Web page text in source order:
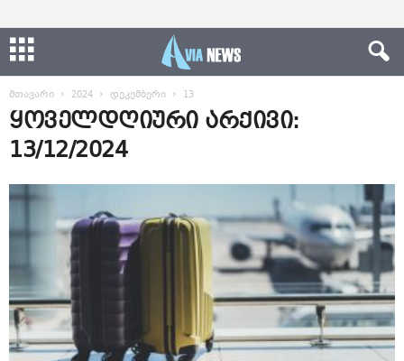
მთავარი 2024 დეკემბერი 13
ყოველდღიური არქივი:
13/12/2024